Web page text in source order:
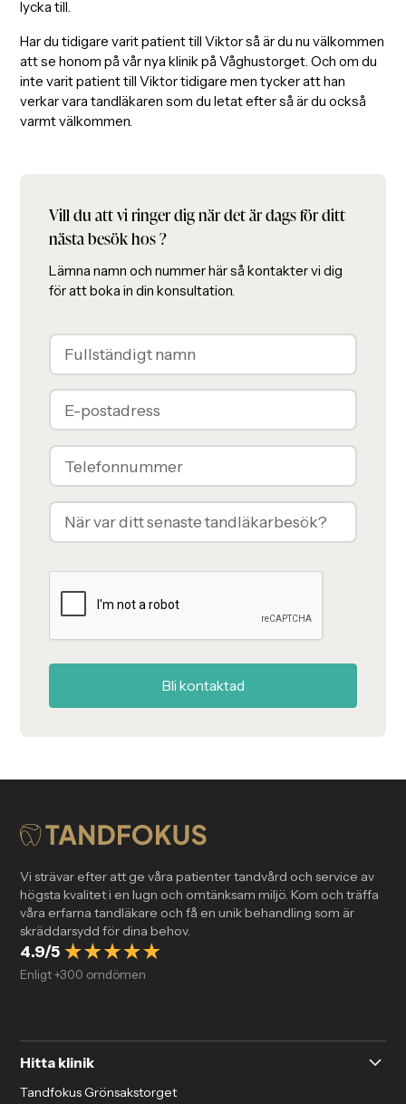
Vill du att vi ringer dig när det är dags för ditt
nästa besök hos?
Lämna namn och nummer här så kontakter vi dig
för att boka in din konsultation.
lycka till.
Har du tidigare varit patient till Viktor så är du nu välkommen
att se honom på vår nya klinik på Våghustorget. Och om du
inte varit patient till Viktor tidigare men tycker att han
verkar vara tandläkaren som du letat efter så är du också
varmt välkommen.
Vi strävar efter att ge våra patienter tandvård och service av
högsta kvalitet i en lugn och omtänksam miljö. Kom och träffa
våra erfarna tandläkare och få en unik behandling som är
skräddarsydd för dina behov.
4.9/5
Enligt +300 omdömen
Hitta klinik
Tandfokus Grönsakstorget